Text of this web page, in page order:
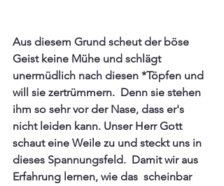
Aus diesem Grund scheut der böse
Geist keine Mühe und schlägt
unermüdlich nach diesen *Töpfen und
will sie zertrümmern.  Denn sie stehen
ihm so sehr vor der Nase, dass er's
nicht leiden kann. Unser Herr Gott
schaut eine Weile zu und steckt uns in
dieses Spannungsfeld.  Damit wir aus
Erfahrung lernen, wie das  scheinbar